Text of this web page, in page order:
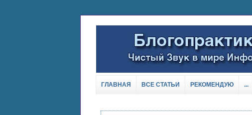
ГЛАВНАЯ ВСЕ СТАТЬИ РЕКОМЕНДУЮ ...